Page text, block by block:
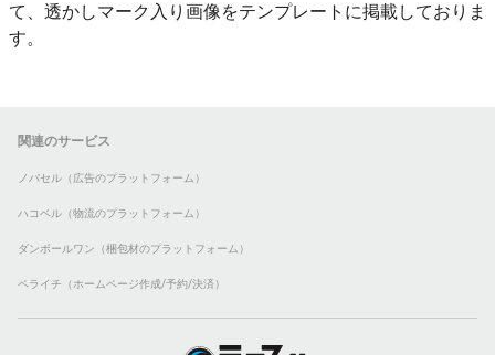
て、透かしマーク入り画像をテンプレートに掲載しておりま
す。
関連のサービス
ノバセル（広告のプラットフォーム）
ハコベル（物流のプラットフォーム）
ダンボールワン（梱包材のプラットフォーム）
ペライチ（ホームページ作成/予約/決済）